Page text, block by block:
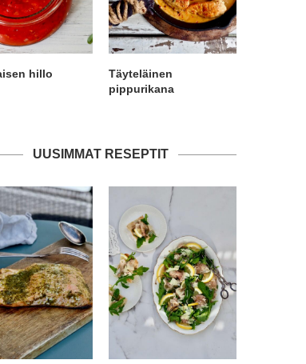
hillo
Täyteläinen
pippurikana
UUSIMMAT RESEPTIT